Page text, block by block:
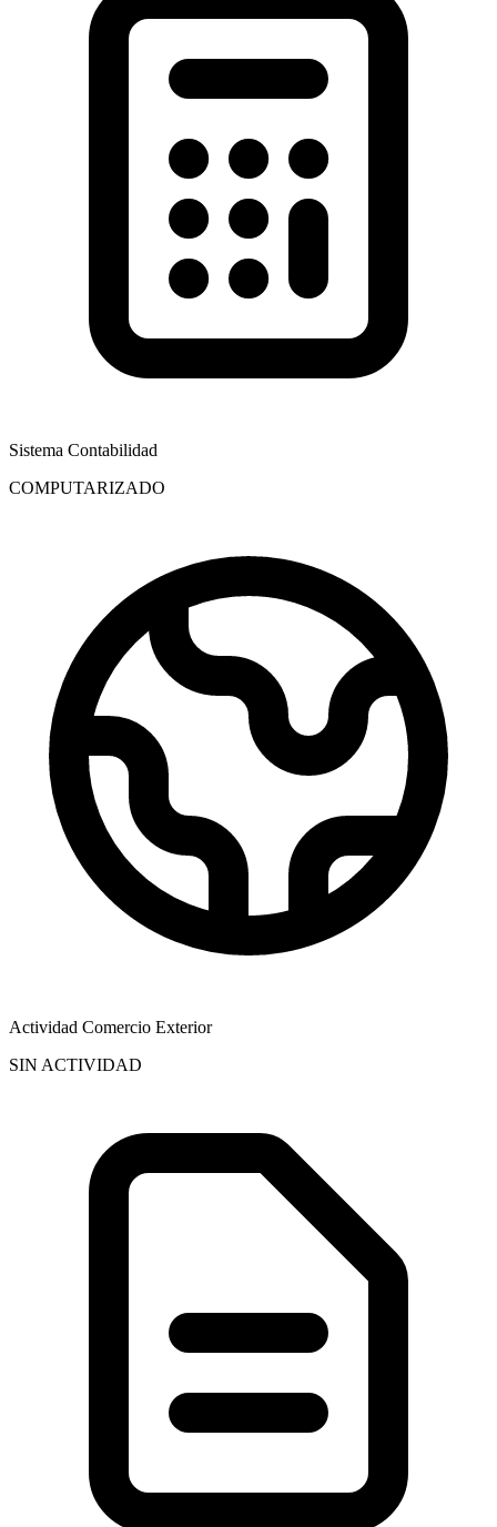
Sistema Contabilidad
COMPUTARIZADO
Actividad Comercio Exterior
SIN ACTIVIDAD